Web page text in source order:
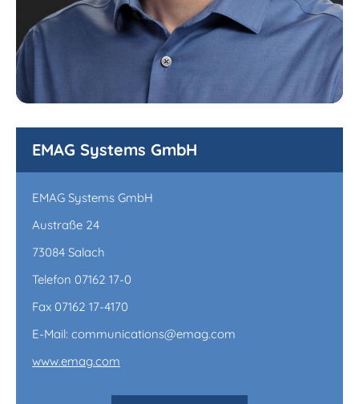
EMAG Systems GmbH
EMAG Systems GmbH
Austraße 24
73084 Salach
Telefon 07162 17-0
Fax 07162 17-4170
E-Mail: communications@emag.com
www.emag.com